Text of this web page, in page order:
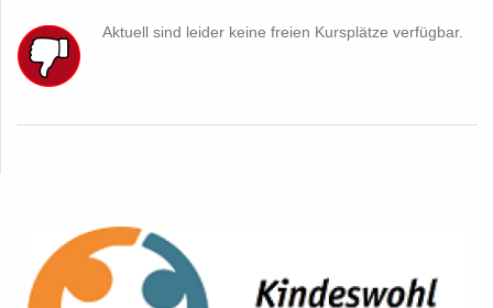
Aktuell sind leider keine freien Kursplätze verfügbar.